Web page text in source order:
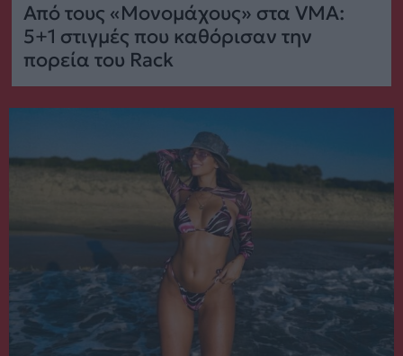
Από τους «Μονομάχους» στα VMA:
5+1 στιγμές που καθόρισαν την
πορεία του Rack